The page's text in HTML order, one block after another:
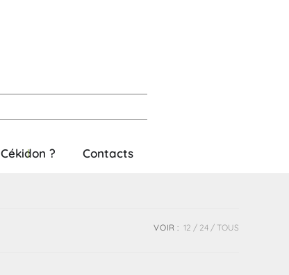
Cékidon ? Contacts
VOIR : 12 24 TOUS